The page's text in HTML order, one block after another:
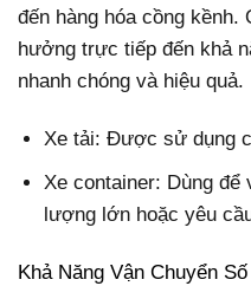
đến hàng hóa cồng kềnh.
hưởng trực tiếp đến khả
nhanh chóng và hiệu quả.
Xe tải: Được sử dụng
Xe container: Dùng để
lượng lớn hoặc yêu
Khả Năng Vận Chuyển